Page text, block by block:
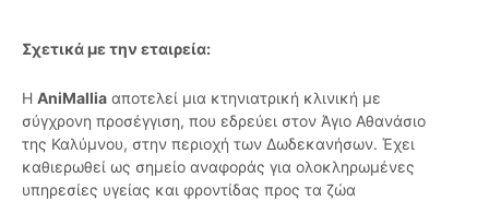
Σχετικά με την εταιρεία:
Η AniMallia αποτελεί μια κτηνιατρική κλινική με
σύγχρονη προσέγγιση, που εδρεύει στον Άγιο Αθανάσιο
της Καλύμνου, στην περιοχή των Δωδεκανήσων. Έχει
καθιερωθεί ως σημείο αναφοράς για ολοκληρωμένες
υπηρεσίες υγείας και φροντίδας προς τα ζώα